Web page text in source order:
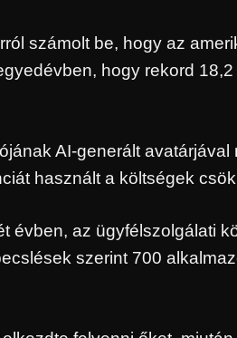
számolt be, hogy az
hogy rekord 18,2
AI-generált avatárjával
használt a költségek
évben, az ügyfélszolgálati
szerint 700